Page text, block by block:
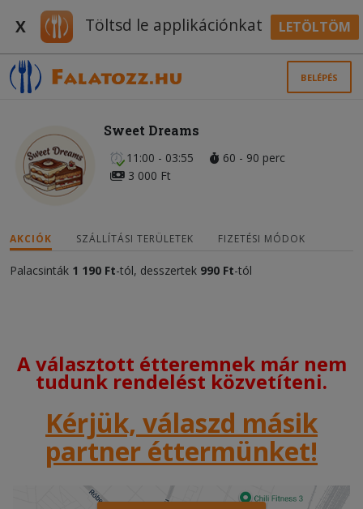
X Töltsd le applikációnkat LETÖLTÖM
BELÉPÉS
Sweet Dreams
11:00 - 03:55
60 - 90 perc
3 000 Ft
AKCIÓK SZÁLLÍTÁSI TERÜLETEK FIZETÉSI MÓDOK
Palacsinták 1 190 Ft-tól, desszertek 990 Ft-tól
A választott étteremnek már nem
tudunk rendelést közvetíteni.
Kérjük, válaszd másik
partner éttermünket!